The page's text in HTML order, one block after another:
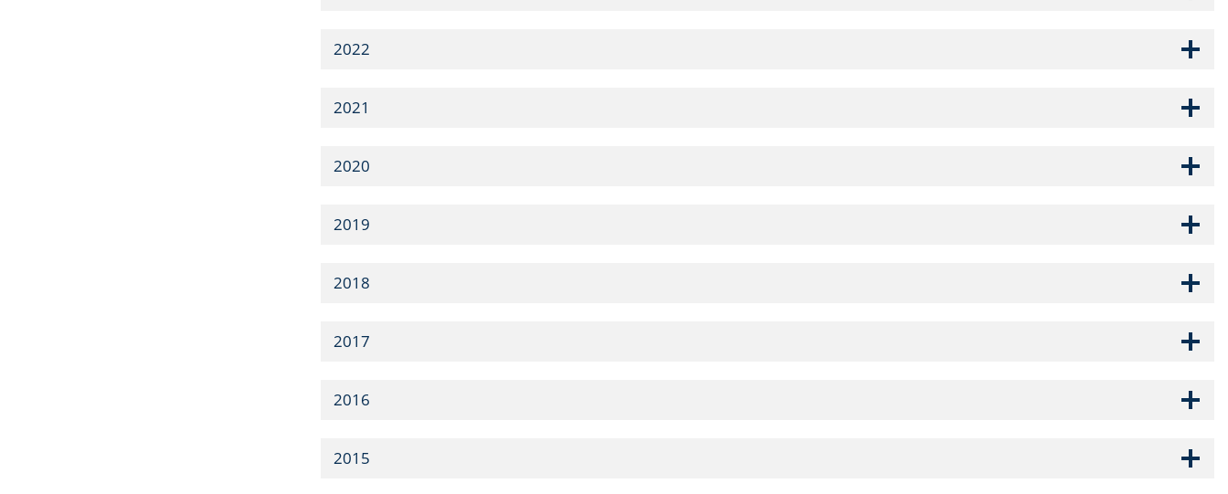
2022
2021
2020
2019
2018
2017
2016
2015